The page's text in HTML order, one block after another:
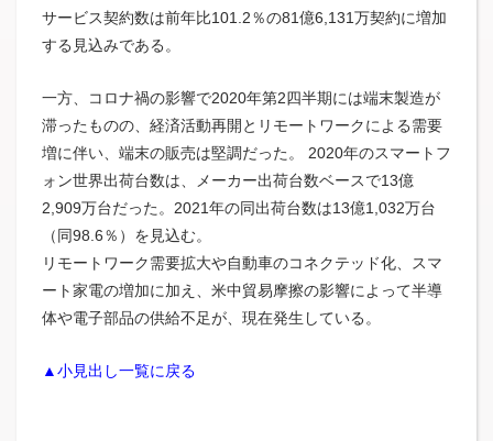
サービス契約数は前年比101.2％の81億6,131万契約に増加
する見込みである。
一方、コロナ禍の影響で2020年第2四半期には端末製造が
滞ったものの、経済活動再開とリモートワークによる需要
増に伴い、端末の販売は堅調だった。 2020年のスマートフ
ォン世界出荷台数は、メーカー出荷台数ベースで13億
2,909万台だった。2021年の同出荷台数は13億1,032万台
（同98.6％）を見込む。
リモートワーク需要拡大や自動車のコネクテッド化、スマ
ート家電の増加に加え、米中貿易摩擦の影響によって半導
体や電子部品の供給不足が、現在発生している。
▲小見出し一覧に戻る